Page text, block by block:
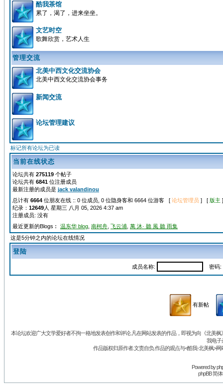
酷我茶馆
累了，渴了，进来坐坐。
文艺时空
歌舞欣赏，艺术人生
管理交流
北美中西文化交流协会
北美中西文化交流协会事务
新闻交流
论坛管理建议
标记所有论坛为已读
当前在线状态
论坛共有 275119 个帖子
论坛共有 6841 位注册成员
最新注册的成员是 jack valandinou
总计有 6664 位朋友在线 :: 0 位成员, 0 位隐身客和 6664 位游客 [ 论坛管理员 ] [ 版主 ]
纪录： 12649 人 星期三 八月 05, 2026 4:37 am
注册成员: 没有
最近更新的Blogs︰ 温东华 blog 南柯舟 飞云浦 萬 沐· 聽 風 聽 雨集
这是5分钟之内的论坛在线情况
登陆
成员名称: 密码:
有新帖
本论坛欢迎广大文学爱好者不拘一格地发表创作和评论.凡在网站发表的作品，即视为向《北美
我电子
作品版权归原作者.文责自负.作品的观点与<酷我-北美枫>
Powered by
phpBB 简